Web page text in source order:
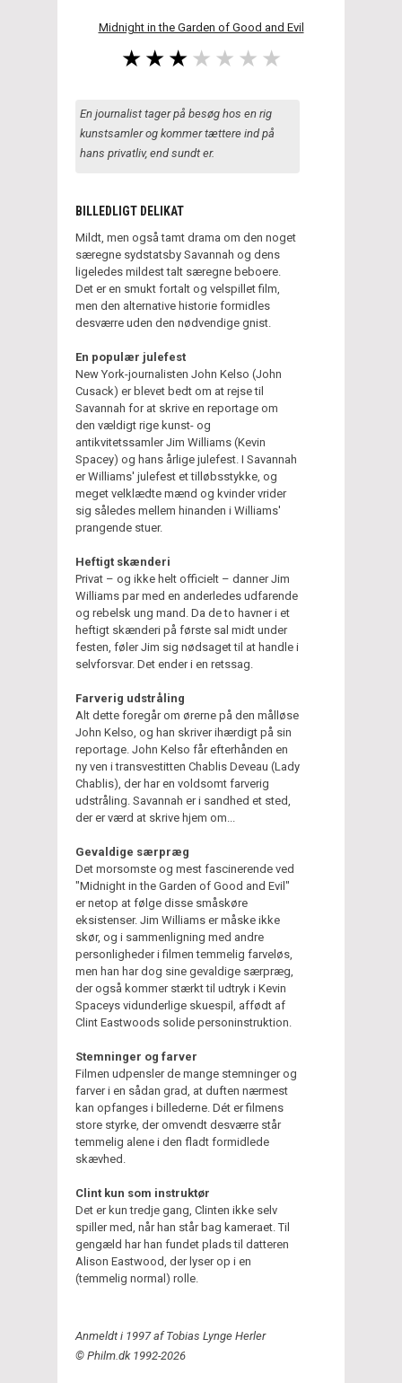
Midnight in the Garden of Good and Evil
En journalist tager på besøg hos en rig
kunstsamler og kommer tættere ind på
hans privatliv, end sundt er.
BILLEDLIGT DELIKAT
Mildt, men også tamt drama om den noget
særegne sydstatsby Savannah og dens
ligeledes mildest talt særegne beboere.
Det er en smukt fortalt og velspillet film,
men den alternative historie formidles
desværre uden den nødvendige gnist.
En populær julefest
New York-journalisten John Kelso (John
Cusack) er blevet bedt om at rejse til
Savannah for at skrive en reportage om
den vældigt rige kunst- og
antikvitetssamler Jim Williams (Kevin
Spacey) og hans årlige julefest. I Savannah
er Williams' julefest et tilløbsstykke, og
meget velklædte mænd og kvinder vrider
sig således mellem hinanden i Williams'
prangende stuer.
Heftigt skænderi
Privat – og ikke helt officielt – danner Jim
Williams par med en anderledes udfarende
og rebelsk ung mand. Da de to havner i et
heftigt skænderi på første sal midt under
festen, føler Jim sig nødsaget til at handle i
selvforsvar. Det ender i en retssag.
Farverig udstråling
Alt dette foregår om ørerne på den målløse
John Kelso, og han skriver ihærdigt på sin
reportage. John Kelso får efterhånden en
ny ven i transvestitten Chablis Deveau (Lady
Chablis), der har en voldsomt farverig
udstråling. Savannah er i sandhed et sted,
der er værd at skrive hjem om...
Gevaldige særpræg
Det morsomste og mest fascinerende ved
"Midnight in the Garden of Good and Evil"
er netop at følge disse småskøre
eksistenser. Jim Williams er måske ikke
skør, og i sammenligning med andre
personligheder i filmen temmelig farveløs,
men han har dog sine gevaldige særpræg,
der også kommer stærkt til udtryk i Kevin
Spaceys vidunderlige skuespil, affødt af
Clint Eastwoods solide personinstruktion.
Stemninger og farver
Filmen udpensler de mange stemninger og
farver i en sådan grad, at duften nærmest
kan opfanges i billederne. Dét er filmens
store styrke, der omvendt desværre står
temmelig alene i den fladt formidlede
skævhed.
Clint kun som instruktør
Det er kun tredje gang, Clinten ikke selv
spiller med, når han står bag kameraet. Til
gengæld har han fundet plads til datteren
Alison Eastwood, der lyser op i en
(temmelig normal) rolle.
Anmeldt i 1997 af Tobias Lynge Herler
© Philm.dk 1992-2026